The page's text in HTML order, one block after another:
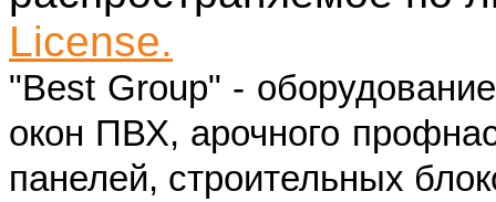
License.
"Best Group" -
окон ПВХ, арочного
панелей, строительных